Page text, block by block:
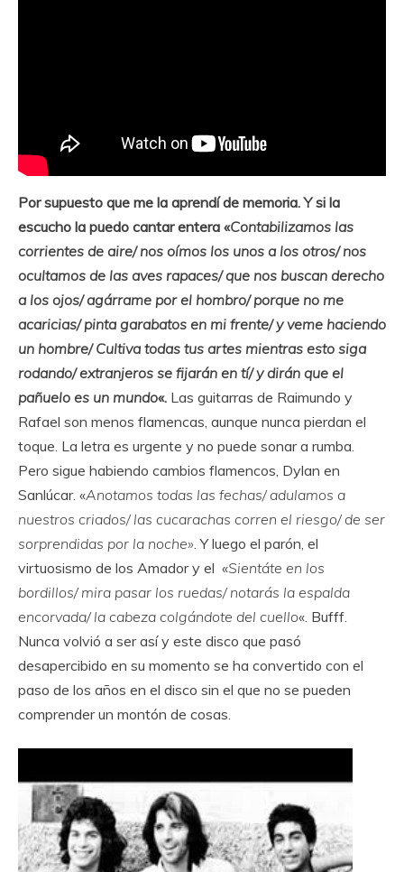
Por supuesto que me la aprendí de memoria. Y si la
escucho la puedo cantar entera «Contabilizamos las
corrientes de aire/ nos oímos los unos a los otros/ nos
ocultamos de las aves rapaces/ que nos buscan derecho
a los ojos/ agárrame por el hombro/ porque no me
acaricias/ pinta garabatos en mi frente/ y veme haciendo
un hombre/ Cultiva todas tus artes mientras esto siga
rodando/ extranjeros se fijarán en tí/ y dirán que el
pañuelo es un mundo«. Las guitarras de Raimundo y
Rafael son menos flamencas, aunque nunca pierdan el
toque. La letra es urgente y no puede sonar a rumba.
Pero sigue habiendo cambios flamencos, Dylan en
Sanlúcar. «Anotamos todas las fechas/ adulamos a
nuestros criados/ las cucarachas corren el riesgo/ de ser
sorprendidas por la noche». Y luego el parón, el
virtuosismo de los Amador y el «Sientáte en los
bordillos/ mira pasar los ruedas/ notarás la espalda
encorvada/ la cabeza colgándote del cuello«. Bufff.
Nunca volvió a ser así y este disco que pasó
desapercibido en su momento se ha convertido con el
paso de los años en el disco sin el que no se pueden
comprender un montón de cosas.